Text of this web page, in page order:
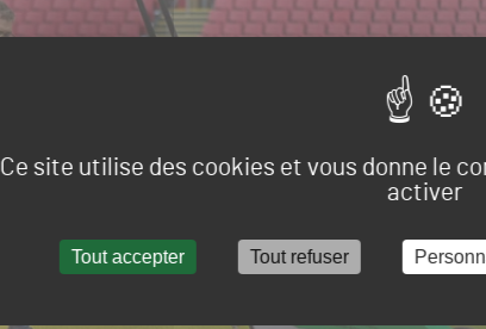
Ce site utilise des cookies et vous donne le
activer
Tout accepter Tout refuser